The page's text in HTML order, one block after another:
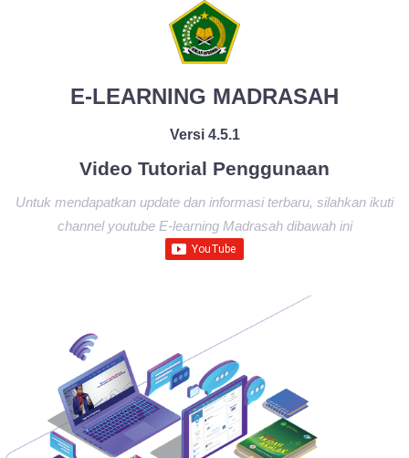
E-LEARNING MADRASAH
Versi 4.5.1
Video Tutorial Penggunaan
Untuk mendapatkan update dan informasi terbaru, silahkan ikuti
channel youtube E-learning Madrasah dibawah ini